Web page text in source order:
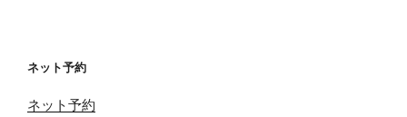
ン
ネット予約
ネット予約